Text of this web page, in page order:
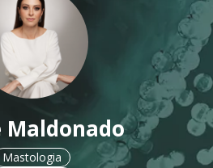
Maldonado
Mastologia